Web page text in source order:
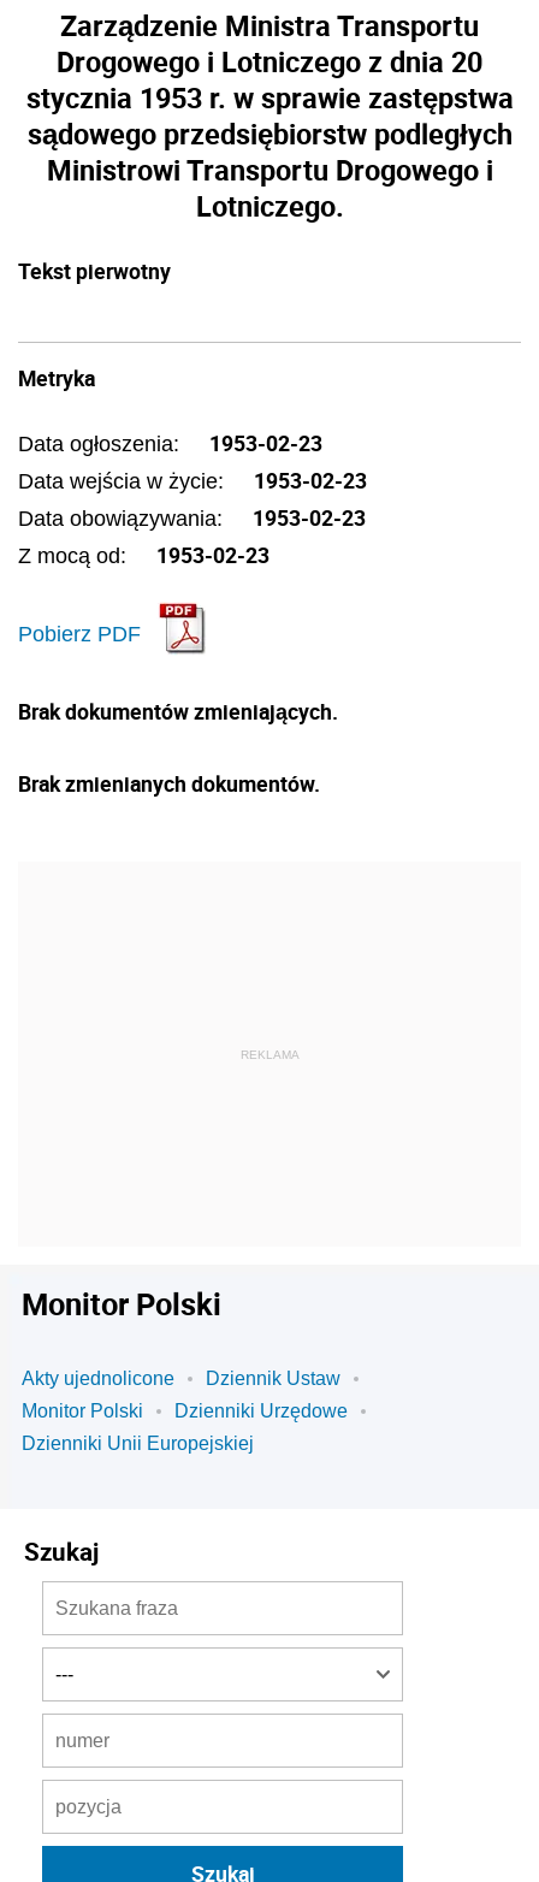
Zarządzenie Ministra Transportu
Drogowego i Lotniczego z dnia 20
stycznia 1953 r. w sprawie zastępstwa
sądowego przedsiębiorstw podległych
Ministrowi Transportu Drogowego i
Lotniczego.
Tekst pierwotny
Metryka
Data ogłoszenia: 1953-02-23
Data wejścia w życie: 1953-02-23
Data obowiązywania: 1953-02-23
Z mocą od: 1953-02-23
Pobierz PDF
Brak dokumentów zmieniających.
Brak zmienianych dokumentów.
Monitor Polski
Akty ujednolicone
Dziennik Ustaw
Monitor Polski
Dzienniki Urzędowe
Dzienniki Unii Europejskiej
Szukaj